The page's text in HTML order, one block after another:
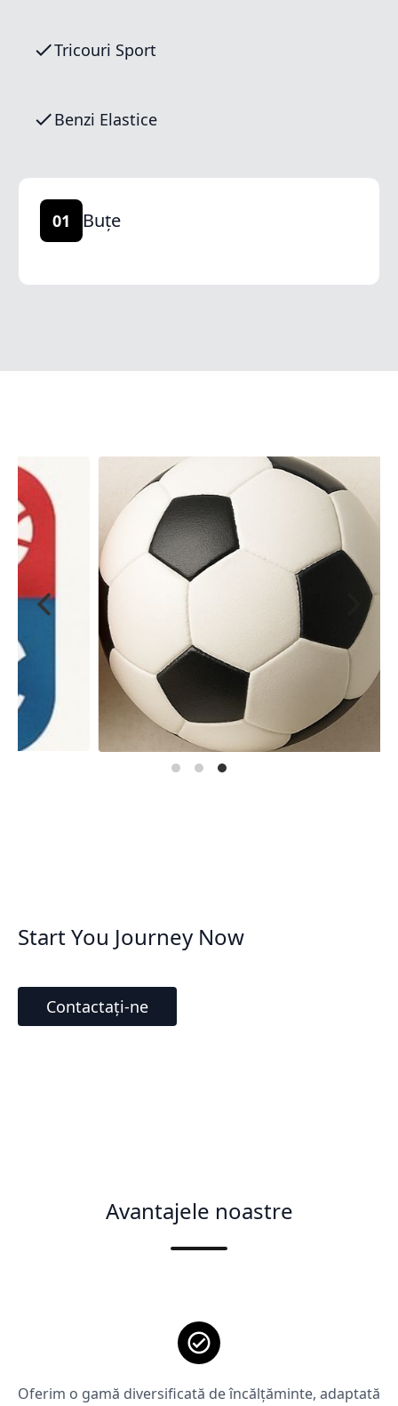
Tricouri Sport
Benzi Elastice
01 Buțe
Start You Journey Now
Contactați-ne
Avantajele noastre
Oferim o gamă diversificată de încălțăminte, adaptată